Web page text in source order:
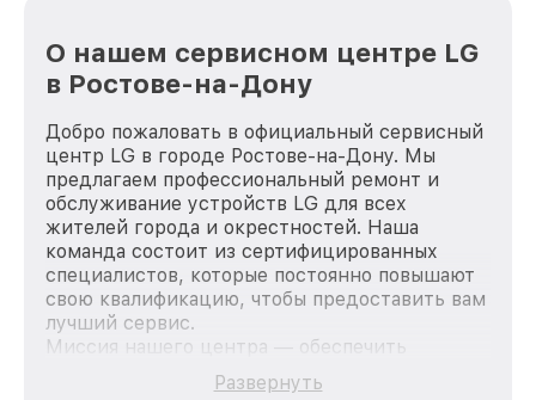
О нашем сервисном центре LG
в Ростове-на-Дону
Добро пожаловать в официальный сервисный
центр LG в городе Ростове-на-Дону. Мы
предлагаем профессиональный ремонт и
обслуживание устройств LG для всех
жителей города и окрестностей. Наша
команда состоит из сертифицированных
специалистов, которые постоянно повышают
свою квалификацию, чтобы предоставить вам
лучший сервис.
Миссия нашего центра — обеспечить
качественный и доступный ремонт для
каждого пользователя продукции LG, вне
Развернуть